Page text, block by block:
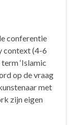
conferentie
context (4-6
‘Islamic
op de vraag
met
zijn eigen